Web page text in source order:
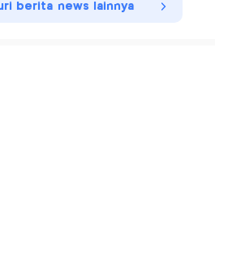
berita news lainnya